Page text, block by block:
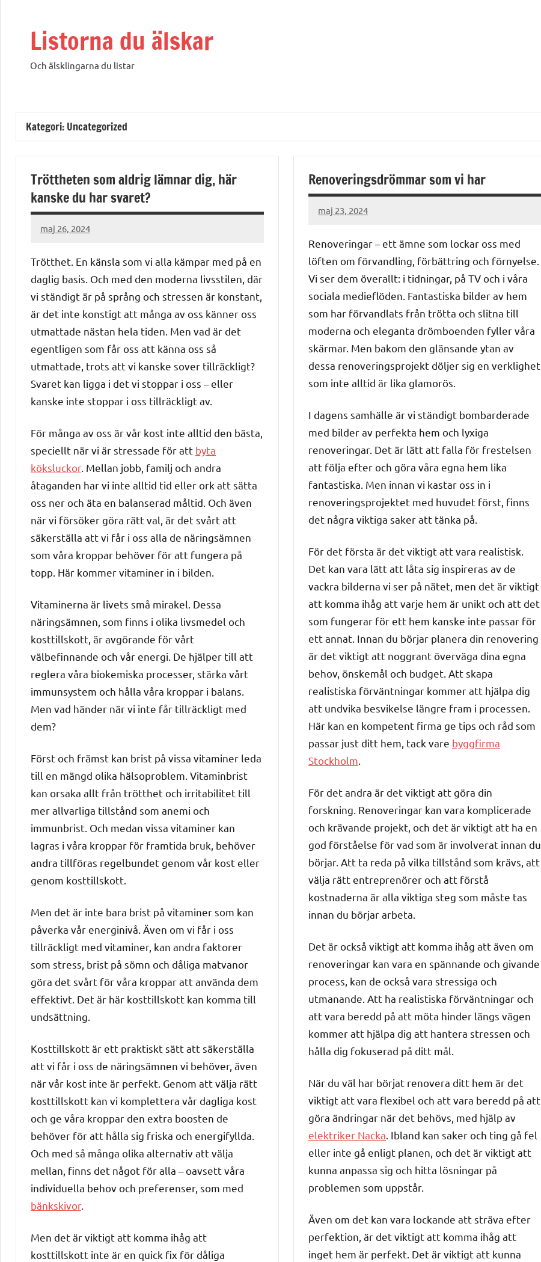
Listorna du älskar
Och älsklingarna du listar
Kategori: Uncategorized
Tröttheten som aldrig lämnar dig, här
kanske du har svaret?
maj 26, 2024
admin
Trötthet. En känsla som vi alla kämpar med på en
daglig basis. Och med den moderna livsstilen, där
vi ständigt är på språng och stressen är konstant,
är det inte konstigt att många av oss känner oss
utmattade nästan hela tiden. Men vad är det
egentligen som får oss att känna oss så
utmattade, trots att vi kanske sover tillräckligt?
Svaret kan ligga i det vi stoppar i oss – eller
kanske inte stoppar i oss tillräckligt av.
För många av oss är vår kost inte alltid den bästa,
speciellt när vi är stressade för att byta
köksluckor. Mellan jobb, familj och andra
åtaganden har vi inte alltid tid eller ork att sätta
oss ner och äta en balanserad måltid. Och även
när vi försöker göra rätt val, är det svårt att
säkerställa att vi får i oss alla de näringsämnen
som våra kroppar behöver för att fungera på
topp. Här kommer vitaminer in i bilden.
Vitaminerna är livets små mirakel. Dessa
näringsämnen, som finns i olika livsmedel och
kosttillskott, är avgörande för vårt
välbefinnande och vår energi. De hjälper till att
reglera våra biokemiska processer, stärka vårt
immunsystem och hålla våra kroppar i balans.
Men vad händer när vi inte får tillräckligt med
dem?
Först och främst kan brist på vissa vitaminer leda
till en mängd olika hälsoproblem. Vitaminbrist
kan orsaka allt från trötthet och irritabilitet till
mer allvarliga tillstånd som anemi och
immunbrist. Och medan vissa vitaminer kan
lagras i våra kroppar för framtida bruk, behöver
andra tillföras regelbundet genom vår kost eller
genom kosttillskott.
Men det är inte bara brist på vitaminer som kan
påverka vår energinivå. Även om vi får i oss
tillräckligt med vitaminer, kan andra faktorer
som stress, brist på sömn och dåliga matvanor
göra det svårt för våra kroppar att använda dem
effektivt. Det är här kosttillskott kan komma till
undsättning.
Kosttillskott är ett praktiskt sätt att säkerställa
att vi får i oss de näringsämnen vi behöver, även
när vår kost inte är perfekt. Genom att välja rätt
kosttillskott kan vi komplettera vår dagliga kost
och ge våra kroppar den extra boosten de
behöver för att hålla sig friska och energifyllda.
Och med så många olika alternativ att välja
mellan, finns det något för alla – oavsett våra
individuella behov och preferenser, som med
bänkskivor.
Men det är viktigt att komma ihåg att
kosttillskott inte är en quick fix för dåliga
Renoveringsdrömmar som vi har
maj 23, 2024
admin
Renoveringar – ett ämne som lockar oss med
löften om förvandling, förbättring och förnyelse.
Vi ser dem överallt: i tidningar, på TV och i våra
sociala medieflöden. Fantastiska bilder av hem
som har förvandlats från trötta och slitna till
moderna och eleganta drömboenden fyller våra
skärmar. Men bakom den glänsande ytan av
dessa renoveringsprojekt döljer sig en verklighet
som inte alltid är lika glamorös.
I dagens samhälle är vi ständigt bombarderade
med bilder av perfekta hem och lyxiga
renoveringar. Det är lätt att falla för frestelsen
att följa efter och göra våra egna hem lika
fantastiska. Men innan vi kastar oss in i
renoveringsprojektet med huvudet först, finns
det några viktiga saker att tänka på.
För det första är det viktigt att vara realistisk.
Det kan vara lätt att låta sig inspireras av de
vackra bilderna vi ser på nätet, men det är viktigt
att komma ihåg att varje hem är unikt och att det
som fungerar för ett hem kanske inte passar för
ett annat. Innan du börjar planera din renovering
är det viktigt att noggrant överväga dina egna
behov, önskemål och budget. Att skapa
realistiska förväntningar kommer att hjälpa dig
att undvika besvikelse längre fram i processen.
Här kan en kompetent firma ge tips och råd som
passar just ditt hem, tack vare byggfirma
Stockholm
För det andra är det viktigt att göra din
forskning. Renoveringar kan vara komplicerade
och krävande projekt, och det är viktigt att ha en
god förståelse för vad som är involverat innan du
börjar. Att ta reda på vilka tillstånd som krävs, att
välja rätt entreprenörer och att förstå
kostnaderna är alla viktiga steg som måste tas
innan du börjar arbeta.
Det är också viktigt att komma ihåg att även om
renoveringar kan vara en spännande och givande
process, kan de också vara stressiga och
utmanande. Att ha realistiska förväntningar och
att vara beredd på att möta hinder längs vägen
kommer att hjälpa dig att hantera stressen och
hålla dig fokuserad på ditt mål.
När du väl har börjat renovera ditt hem är det
viktigt att vara flexibel och att vara beredd på att
göra ändringar när det behövs, med hjälp av
elektriker Nacka . Ibland kan saker och ting gå fel
eller inte gå enligt planen, och det är viktigt att
kunna anpassa sig och hitta lösningar på
problemen som uppstår.
Även om det kan vara lockande att sträva efter
perfektion, är det viktigt att komma ihåg att
inget hem är perfekt. Det är viktigt att kunna